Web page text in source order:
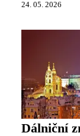
24. 05. 2026
Dálniční